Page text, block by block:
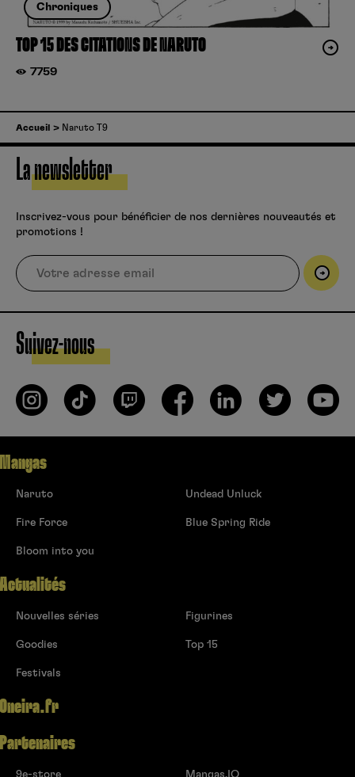
Chroniques
TOP 15 DES CITATIONS DE NARUTO
7759
Accueil Naruto T9
La newsletter
Inscrivez-vous pour bénéficier de nos dernières nouveautés et
promotions !
Suivez-nous
Mangas
Naruto
Fire Force
Bloom into you
Undead Unluck
Blue Spring Ride
Actualités
Nouvelles séries
Goodies
Festivals
Figurines
Top 15
Oneira.fr
Partenaires